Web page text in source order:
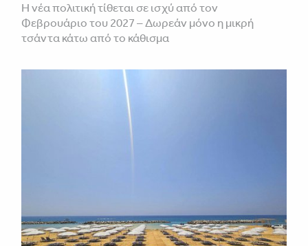
Η νέα πολιτική τίθεται σε ισχύ από τον
Φεβρουάριο του 2027 – Δωρεάν μόνο η μικρή
τσάντα κάτω από το κάθισμα